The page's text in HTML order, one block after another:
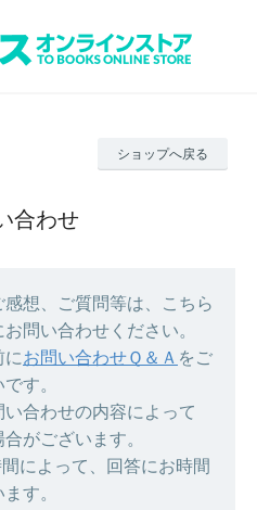
ショップへ戻る
合わせ
想、ご質問等は、こちら
問い合わせください。
にお問い合わせＱ＆Ａ をご
す。
合わせの内容によって
がございます。
によって、回答にお時間
す。